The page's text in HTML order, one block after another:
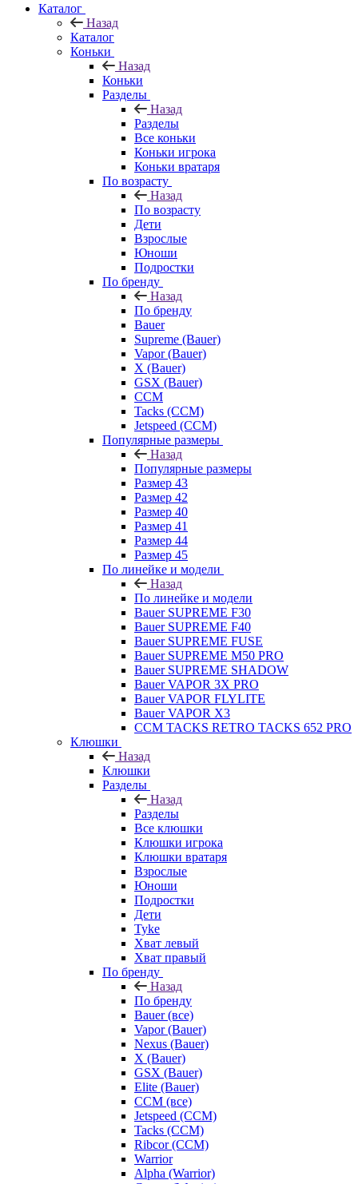
Каталог
Назад
Каталог
Коньки
Назад
Коньки
Разделы
Назад
Разделы
Все коньки
Коньки игрока
Коньки вратаря
По возрасту
Назад
По возрасту
Дети
Взрослые
Юноши
Подростки
По бренду
Назад
По бренду
Bauer
Supreme (Bauer)
Vapor (Bauer)
X (Bauer)
GSX (Bauer)
CCM
Tacks (CCM)
Jetspeed (CCM)
Популярные размеры
Назад
Популярные размеры
Размер 43
Размер 42
Размер 40
Размер 41
Размер 44
Размер 45
По линейке и модели
Назад
По линейке и модели
Bauer SUPREME F30
Bauer SUPREME F40
Bauer SUPREME FUSE
Bauer SUPREME M50 PRO
Bauer SUPREME SHADOW
Bauer VAPOR 3X PRO
Bauer VAPOR FLYLITE
Bauer VAPOR X3
CCM TACKS RETRO TACKS 652 PRO
Клюшки
Назад
Клюшки
Разделы
Назад
Разделы
Все клюшки
Клюшки игрока
Клюшки вратаря
Взрослые
Юноши
Подростки
Дети
Tyke
Хват левый
Хват правый
По бренду
Назад
По бренду
Bauer (все)
Vapor (Bauer)
Nexus (Bauer)
X (Bauer)
GSX (Bauer)
Elite (Bauer)
CCM (все)
Jetspeed (CCM)
Tacks (CCM)
Ribcor (CCM)
Warrior
Alpha (Warrior)